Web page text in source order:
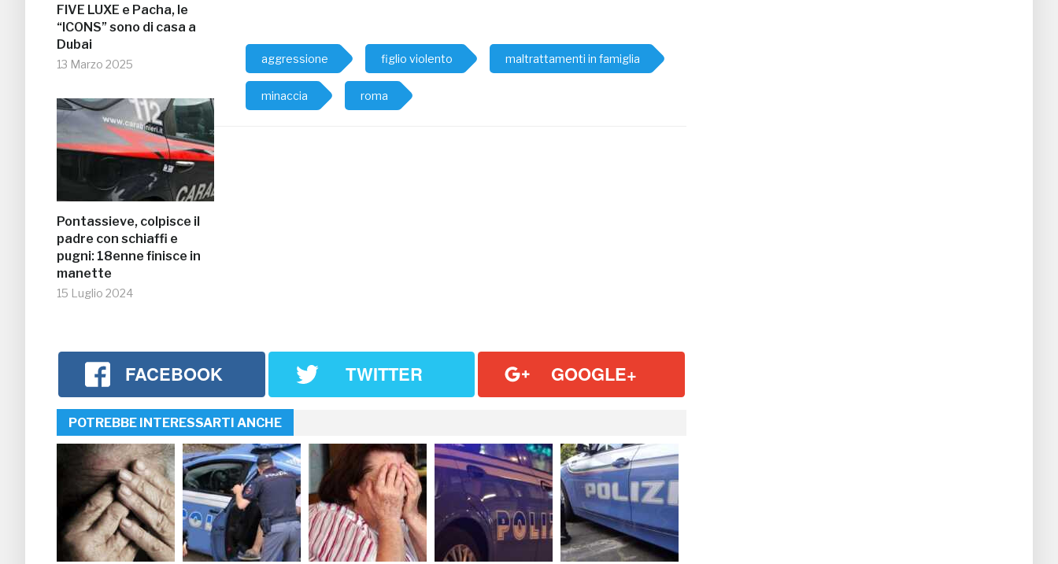
FIVE LUXE e Pacha, le
“ICONS” sono di casa a
Dubai
13 Marzo 2025
Pontassieve, colpisce il
padre con schiaffi e
pugni: 18enne finisce in
manette
15 Luglio 2024
aggressione figlio violento maltrattamenti in famiglia
minaccia roma
FACEBOOK TWITTER GOOGLE+
POTREBBE INTERESSARTI ANCHE